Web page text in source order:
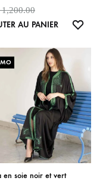
1,200.00
AU PANIER
en soie noir et vert